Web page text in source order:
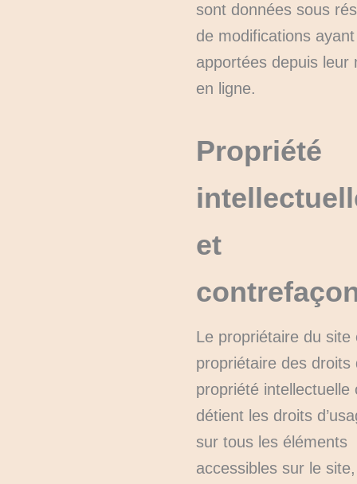
sont données sous
de modifications
apportées depuis leur
en ligne.
Propriété
et
Le propriétaire du site
propriétaire des droits
propriété intellectuelle
détient les droits
sur tous les éléments
accessibles sur le site,